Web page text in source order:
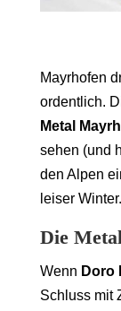
Mayrhofen
ordentlich.
Metal
sehen (und
den Alpen
leiser Winter.
Die
Wenn Doro
Schluss mit